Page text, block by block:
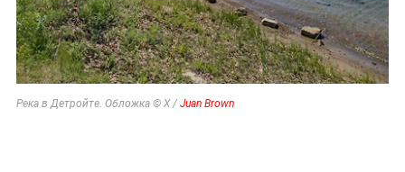
Река в Детройте. Обложка © Х / Juan Brown